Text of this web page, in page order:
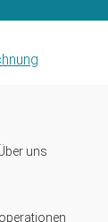
uns